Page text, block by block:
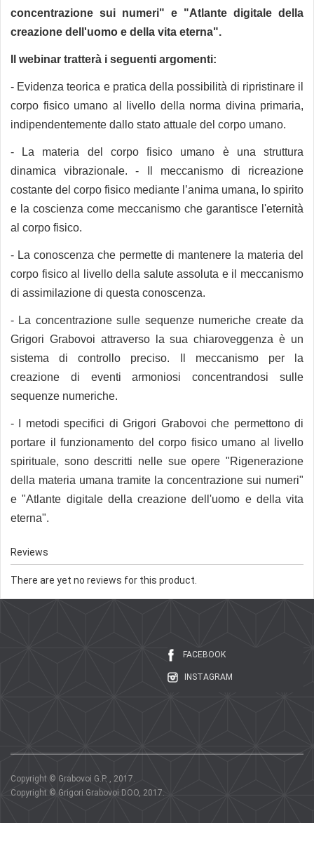
concentrazione sui numeri" e "Atlante digitale della
creazione dell'uomo e della vita eterna".
Il webinar tratterà i seguenti argomenti:
- Evidenza teorica e pratica della possibilità di ripristinare il
corpo fisico umano al livello della norma divina primaria,
indipendentemente dallo stato attuale del corpo umano.
- La materia del corpo fisico umano è una struttura
dinamica vibrazionale. - Il meccanismo di ricreazione
costante del corpo fisico mediante l’anima umana, lo spirito
e la coscienza come meccanismo che garantisce l'eternità
al corpo fisico.
- La conoscenza che permette di mantenere la materia del
corpo fisico al livello della salute assoluta e il meccanismo
di assimilazione di questa conoscenza.
- La concentrazione sulle sequenze numeriche create da
Grigori Grabovoi attraverso la sua chiaroveggenza è un
sistema di controllo preciso. Il meccanismo per la
creazione di eventi armoniosi concentrandosi sulle
sequenze numeriche.
- I metodi specifici di Grigori Grabovoi che permettono di
portare il funzionamento del corpo fisico umano al livello
spirituale, sono descritti nelle sue opere "Rigenerazione
della materia umana tramite la concentrazione sui numeri"
e "Atlante digitale della creazione dell'uomo e della vita
eterna".
Reviews
There are yet no reviews for this product.
FACEBOOK
INSTAGRAM
Copyright © Grabovoi G.P. , 2017.
Copyright © Grigori Grabovoi DOO, 2017.